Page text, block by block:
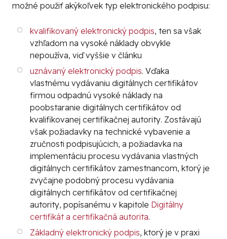
možné použiť akýkoľvek typ elektronického podpisu:
kvalifikovaný elektronický podpis, ten sa však
vzhľadom na vysoké náklady obvykle
nepoužíva, viď vyššie v článku
uznávaný elektronický podpis. Vďaka
vlastnému vydávaniu digitálnych certifikátov
firmou odpadnú vysoké náklady na
poobstaranie digitálnych certifikátov od
kvalifikovanej certifikačnej autority. Zostávajú
však požiadavky na technické vybavenie a
zručnosti podpisujúcich, a požiadavka na
implementáciu procesu vydávania vlastných
digitálnych certifikátov zamestnancom, ktorý je
zvyčajne podobný procesu vydávania
digitálnych certifikátov od certifikačnej
autority, popísanému v kapitole Digitálny
certifikát a certifikačná autorita.
Základný elektronický podpis, ktorý je v praxi